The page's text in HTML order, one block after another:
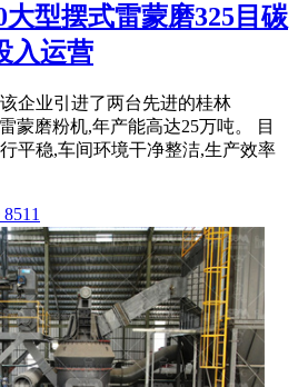
大型摆式雷蒙磨325目碳
入运营
企业引进了两台先进的桂林
蒙磨粉机,年产能高达25万吨。 目
平稳,车间环境干净整洁,生产效率